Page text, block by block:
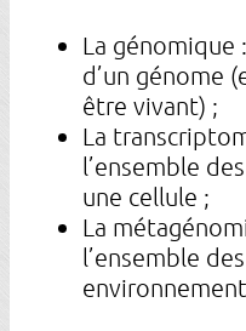
La
d’un génome
être vivant) ;
La
l’ensemble
une cellule ;
La
l’ensemble